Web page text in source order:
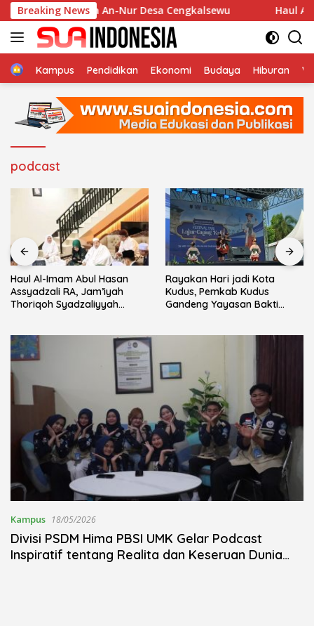
Langsung
ke
konten
Breaking News
di Musholla An-Nur Desa Cengkalsewu Haul Al-
HomeKampus Pendidikan Ekonomi Budaya Hiburan
podcast
Haul Al-Imam Abul Hasan
Assyadzali RA, Jam’iyah
Thoriqoh Syadzaliyyah
Rayakan Hari jadi Kota
Kudus, Pemkab Kudus
Gandeng Yayasan Bakti
Kampus 18/05/2026
Divisi PSDM Hima PBSI UMK Gelar Podcast
Inspiratif tentang Realita dan Keseruan Dunia